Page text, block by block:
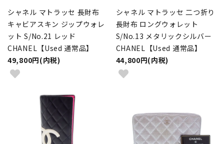
シャネル マトラッセ 長財布
キャビアスキン ジップウォレ
ット S/No.21 レッド
CHANEL【Used 通常品】
49,800円(内税)
シャネル マトラッセ 二つ折り
長財布 ロングウォレット
S/No.13 メタリックシルバー
CHANEL【Used 通常品】
44,800円(内税)